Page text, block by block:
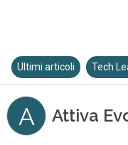
Ultimi articoli Tech
A Attiva